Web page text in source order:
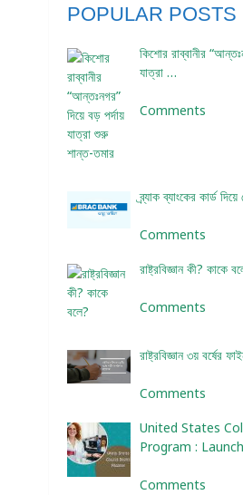
POPULAR POSTS
কিশোর রাব্বানীর
যাত্রা …
Comments
ব্র্যাক ব্যাংকের কার্ড
Comments
রাষ্ট্রবিজ্ঞান কী? কাকে
Comments
রাষ্ট্রবিজ্ঞান ৩য় বর্ষের
Comments
United States
Program :
Comments